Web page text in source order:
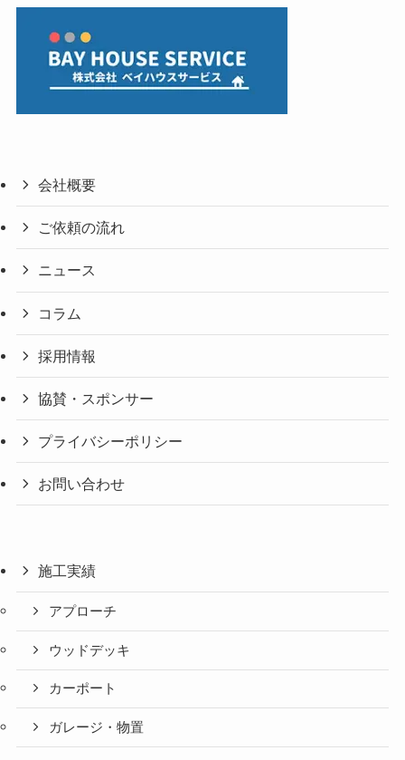
会社概要
ご依頼の流れ
ニュース
コラム
採用情報
協賛・スポンサー
プライバシーポリシー
お問い合わせ
施工実績
アプローチ
ウッドデッキ
カーポート
ガレージ・物置